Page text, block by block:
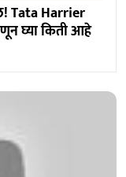
Tata Harrier
घ्या किती आहे